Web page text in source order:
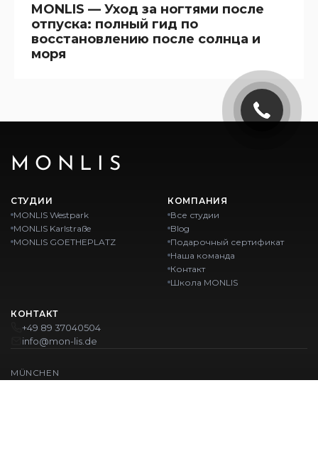
MONLIS — Уход за ногтями после
отпуска: полный гид по
восстановлению после солнца и
моря
MONLIS
СТУДИИ
MONLIS Westpark
MONLIS Karlstraße
MONLIS GOETHEPLATZ
КОМПАНИЯ
Все студии
Blog
Подарочный сертификат
Наша команда
Контакт
Школа MONLIS
КОНТАКТ
+49 89 37040504
info@mon-lis.de
MÜNCHEN